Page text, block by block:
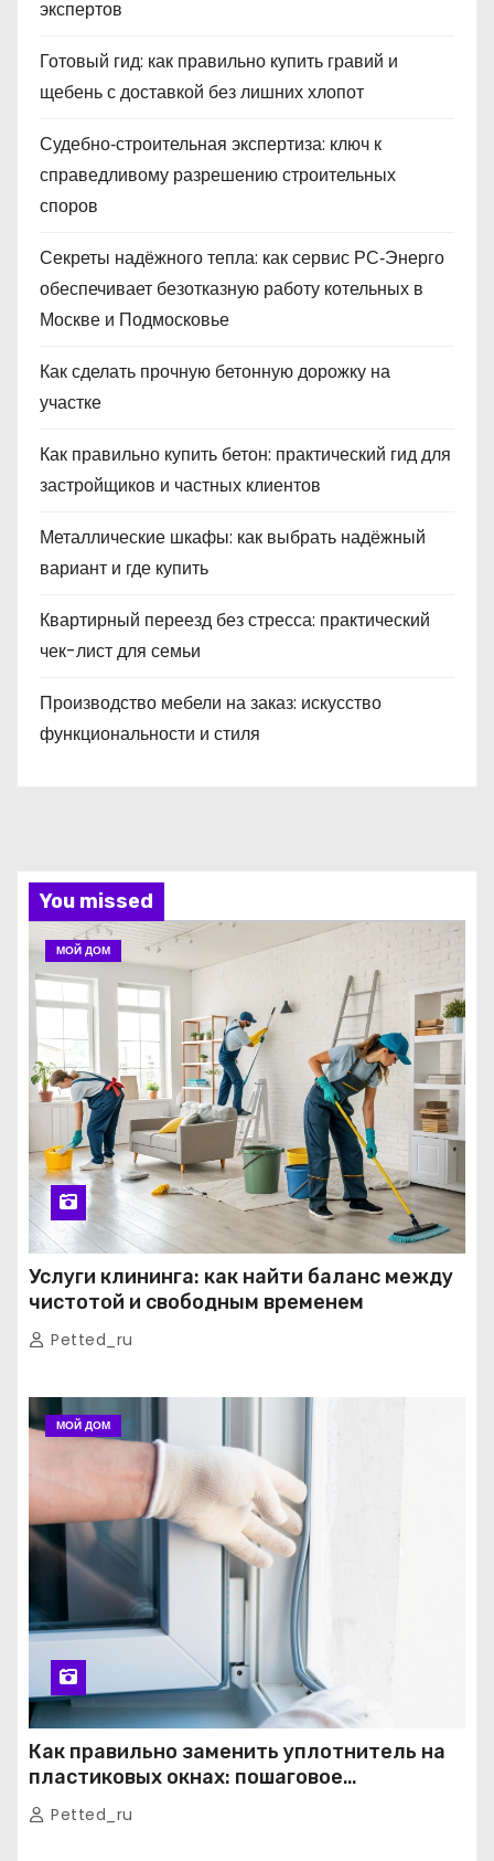
экспертов
Готовый гид: как правильно купить гравий и
щебень с доставкой без лишних хлопот
Судебно‑строительная экспертиза: ключ к
справедливому разрешению строительных
споров
Секреты надёжного тепла: как сервис РС‑Энерго
обеспечивает безотказную работу котельных в
Москве и Подмосковье
Как сделать прочную бетонную дорожку на
участке
Как правильно купить бетон: практический гид для
застройщиков и частных клиентов
Металлические шкафы: как выбрать надёжный
вариант и где купить
Квартирный переезд без стресса: практический
чек-лист для семьи
Производство мебели на заказ: искусство
функциональности и стиля
You missed
МОЙ ДОМ
Услуги клининга: как найти баланс между
чистотой и свободным временем
Petted_ru
МОЙ ДОМ
Как правильно заменить уплотнитель на
пластиковых окнах: пошаговое
руководство от экспертов
Petted_ru